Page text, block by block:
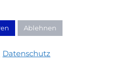
Ablehnen
Datenschutz